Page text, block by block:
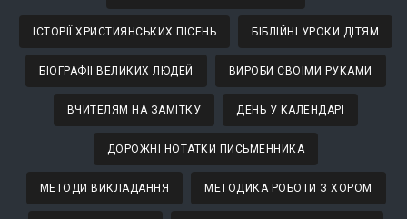
ІСТОРІЇ ХРИСТИЯНСЬКИХ ПІСЕНЬ БІБЛІЙНІ УРОКИ ДІТЯМ
БІОГРАФІЇ ВЕЛИКИХ ЛЮДЕЙ ВИРОБИ СВОЇМИ РУКАМИ
ВЧИТЕЛЯМ НА ЗАМІТКУ ДЕНЬ У КАЛЕНДАРІ
ДОРОЖНІ НОТАТКИ ПИСЬМЕННИКА
МЕТОДИ ВИКЛАДАННЯ МЕТОДИКА РОБОТИ З ХОРОМ